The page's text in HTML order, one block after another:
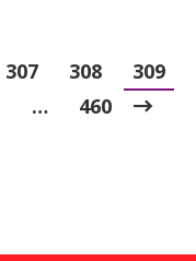
307 308 309
…
460